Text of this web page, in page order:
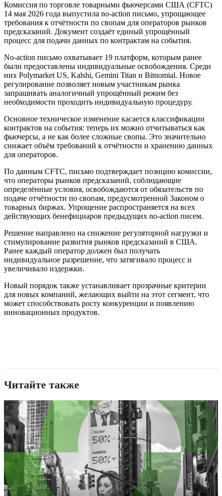
Комиссия по торговле товарными фьючерсами США (CFTC)
14 мая 2026 года выпустила no-action письмо, упрощающее
требования к отчётности по свопам для операторов рынков
предсказаний. Документ создаёт единый упрощённый
процесс для подачи данных по контрактам на события.
No-action письмо охватывает 19 платформ, которым ранее
были предоставлены индивидуальные освобождения. Среди
них Polymarket US, Kalshi, Gemini Titan и Bitnomial. Новое
регулирование позволяет новым участникам рынка
запрашивать аналогичный упрощённый режим без
необходимости проходить индивидуальную процедуру.
Основное техническое изменение касается классификации
контрактов на события: теперь их можно отчитываться как
фьючерсы, а не как более сложные свопы. Это значительно
снижает объём требований к отчётности и хранению данных
для операторов.
По данным CFTC, письмо подтверждает позицию комиссии,
что операторы рынков предсказаний, соблюдающие
определённые условия, освобождаются от обязательств по
подаче отчётности по свопам, предусмотренной Законом о
товарных биржах. Упрощение распространяется на всех
действующих бенефициаров предыдущих no-action писем.
Решение направлено на снижение регуляторной нагрузки и
стимулирование развития рынков предсказаний в США.
Ранее каждый оператор должен был получать
индивидуальное разрешение, что затягивало процесс и
увеличивало издержки.
Новый порядок также устанавливает прозрачные критерии
для новых компаний, желающих выйти на этот сегмент, что
может способствовать росту конкуренции и появлению
инновационных продуктов.
Читайте также